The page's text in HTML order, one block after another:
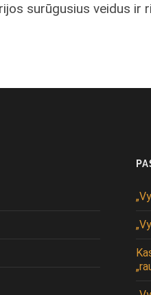
surūgusius veidus ir